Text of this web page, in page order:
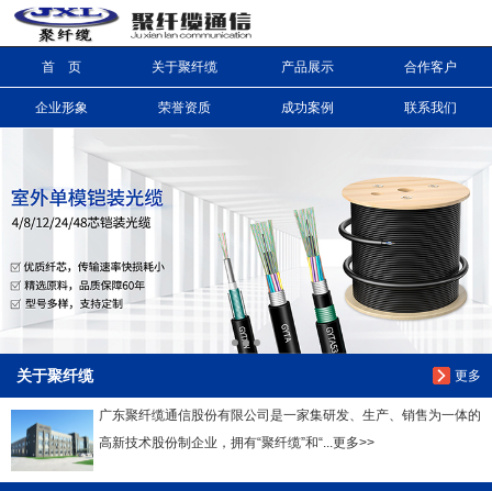
首 页 关于聚纤缆 产品展示 合作客户
企业形象 荣誉资质 成功案例 联系我们
更多
关于聚纤缆
广东聚纤缆通信股份有限公司是一家集研发、生产、销售为一体的
高新技术股份制企业，拥有“聚纤缆”和“...更多>>
信息搜索
搜索